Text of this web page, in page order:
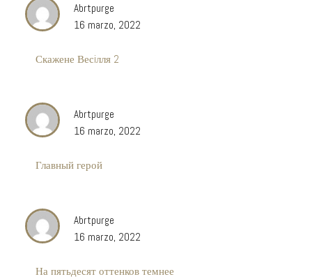
Abrtpurge
16 marzo, 2022
Скажене Весiлля 2
Abrtpurge
16 marzo, 2022
Главный герой
Abrtpurge
16 marzo, 2022
На пятьдесят оттенков темнее